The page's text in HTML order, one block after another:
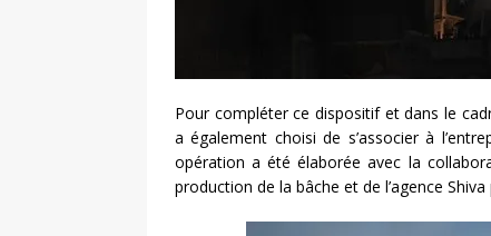
Pour compléter ce dispositif et dans le
a également choisi de s’associer à
opération a été élaborée avec la
production de la bâche et de l’agence